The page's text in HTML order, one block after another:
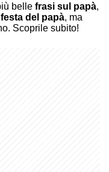
belle frasi sul papà,
festa del papà, ma
Scoprile subito!